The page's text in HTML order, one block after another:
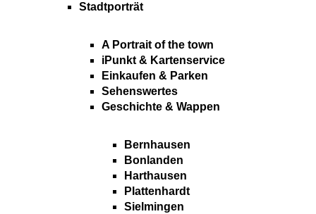
Stadtporträt
A Portrait of the town
iPunkt & Kartenservice
Einkaufen & Parken
Sehenswertes
Geschichte & Wappen
Bernhausen
Bonlanden
Harthausen
Plattenhardt
Sielmingen